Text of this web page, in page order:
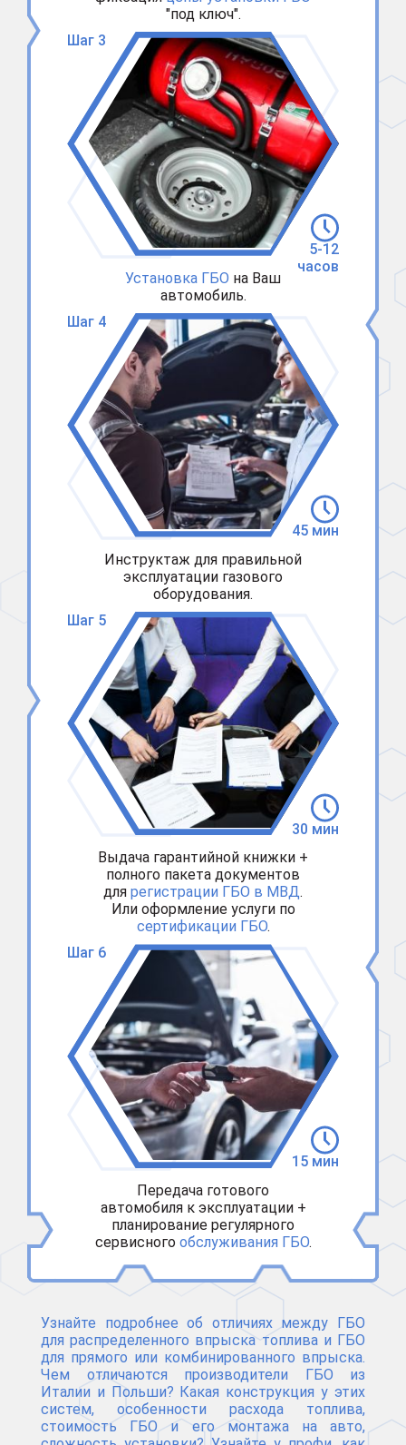
"под ключ".
Шаг 3
Установка ГБО на Ваш
автомобиль.
5-12
часов
Шаг 4
Инструктаж для правильной
эксплуатации газового
оборудования.
45 мин
Шаг 5
Выдача гарантийной книжки +
полного пакета документов
для регистрации ГБО в МВД.
Или оформление услуги по
сертификации ГБО.
30 мин
Шаг 6
Передача готового
автомобиля к эксплуатации +
планирование регулярного
сервисного обслуживания ГБО.
15 мин
Узнайте подробнее об отличиях между ГБО
для распределенного впрыска топлива и ГБО
для прямого или комбинированного впрыска.
Чем отличаются производители ГБО из
Италии и Польши? Какая конструкция у этих
систем, особенности расхода топлива,
стоимость ГБО и его монтажа на авто,